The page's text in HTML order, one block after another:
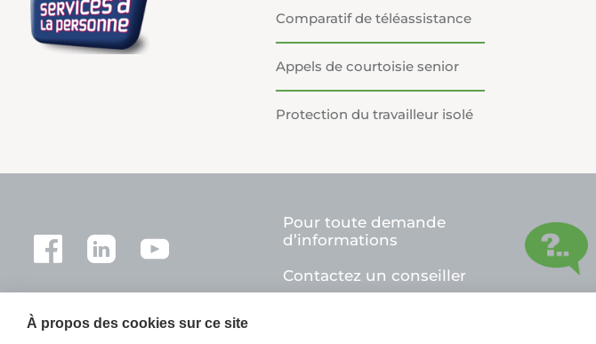
À propos des cookies sur ce site
Comparatif de téléassistance
Appels de courtoisie senior
Protection du travailleur isolé
Pour toute demande
d’informations
Contactez un conseiller